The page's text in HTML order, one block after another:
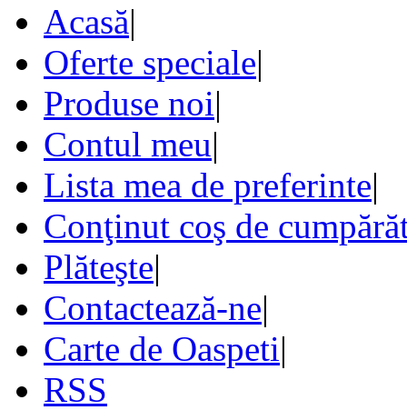
Acasă|
Oferte speciale|
Produse noi|
Contul meu|
Lista mea de preferinte|
Conţinut coş de
Plăteşte|
Contactează-ne|
Carte de Oaspeti|
RSS